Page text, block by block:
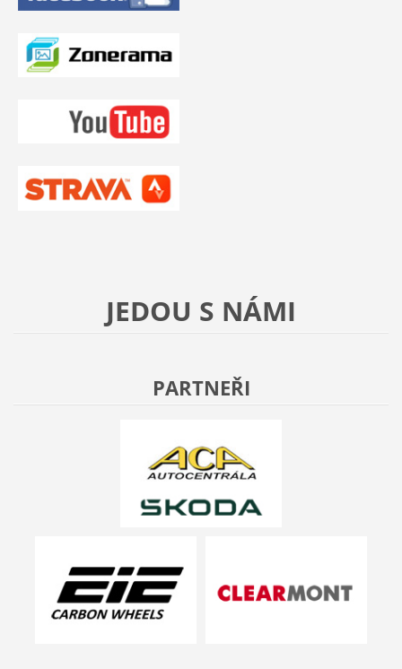
JEDOU S NÁMI
PARTNEŘI